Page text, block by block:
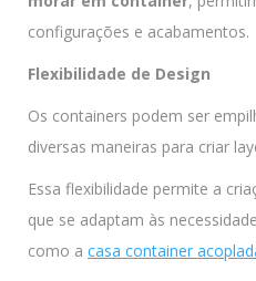
configurações e acabamentos.
Flexibilidade de Design
Os containers podem ser
diversas maneiras para criar
Essa flexibilidade permite a
que se adaptam às
como a casa container